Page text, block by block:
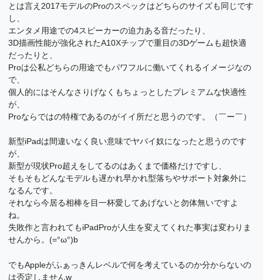
とは言え2017モデルのProのスペックはどちらのサイズも同じです
し、
エンタメ用途での4スピーカーの迫力ある音だったり、
3D描画性能が強化されたA10Xチップで重目の3Dゲームも超快適
だったりと、
Proは公私どちらの用途でもパワフルに働いてくれるイメージなの
で、
個人的にはそんなさりげなくもちょっとしたプレミアムな快適性
が、
Proならではの特権であるのがイイ所だと思うのです。（￣ー￣）
新型iPadは間違いなく良い意味でヤバイ奴になったと思うのです
が、
新型が現状Pro超えをしてるのはあくまで価格だけですし、
そもそもどんなモデルも遅かれ早かれ型落ちやサポート対象外に
なるんです。
それなら今居る相棒を目一杯愛してあげないと勿体無いですよ
ね。
失敗作と言われてもiPadProが人生を変えてくれた事実は変わりま
せんから。(=°ω°)b
でもAppleがふぁっきんレベルで何を考えているのか分からないの
は否定しませんw